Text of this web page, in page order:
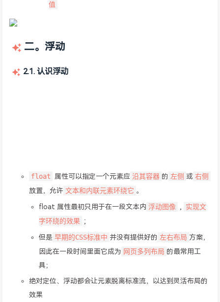
值
二。浮动
2.1. 认识浮动
float 属性可以指定一个元素应 沿其容器 的 左侧 或 右侧
放置，允许 文本和内联元素环绕它 。
float 属性最初只用于在一段文本内 浮动图像 ,
实现文
字环绕的效果
;
但是 早期的CSS标准中 并没有提供好的 左右布局 方案，
因此在一段时间里面它成为 网页多列布局 的最常用工
具；
绝对定位、浮动都会让元素脱离标准流，以达到灵活布局的
效果